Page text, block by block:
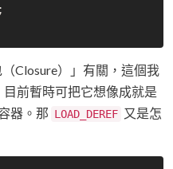
Closure）」有關，這個我
前暫時可把它想像成就是
器。那 LOAD_DEREF 又是怎